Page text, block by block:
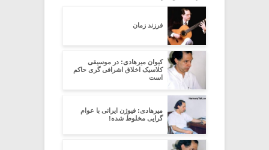
فرزند زمان
کیوان میرهادی: در موسیقی
کلاسیک اخلاق اشرافی گری حاکم
است
میرهادی: فیوژن ایرانی با عوام
گرایی مخلوط شده!